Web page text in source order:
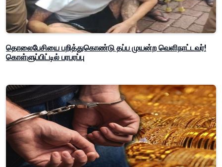
தொலைபேசியை பறித்துகொண்டு தப்ப முயன்ற வெளிநாட்டவர்!
கொள்ளுப்பிட்டில் பரபரப்பு